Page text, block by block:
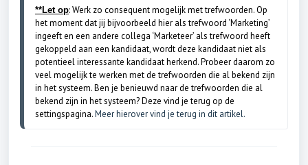
**Let op: Werk zo consequent mogelijk met trefwoorden. Op
het moment dat jij bijvoorbeeld hier als trefwoord ‘Marketing’
ingeeft en een andere collega ‘Marketeer’ als trefwoord heeft
gekoppeld aan een kandidaat, wordt deze kandidaat niet als
potentieel interessante kandidaat herkend. Probeer daarom zo
veel mogelijk te werken met de trefwoorden die al bekend zijn
in het systeem. Ben je benieuwd naar de trefwoorden die al
bekend zijn in het systeem? Deze vind je terug op de
settingspagina. Meer hierover vind je terug in dit artikel.